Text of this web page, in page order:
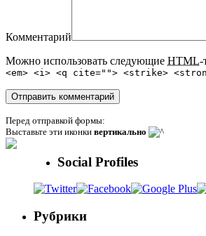
Комментарий
Можно использовать следующие HTML-
<em> <i> <q cite=""> <strike>
Перед отправкой формы:
Выставьте эти иконки вертикально
Social Profiles
Рубрики